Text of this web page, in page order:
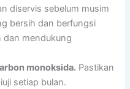
diservis sebelum musim
bersih dan berfungsi
dan mendukung
monoksida. Pastikan
setiap bulan.